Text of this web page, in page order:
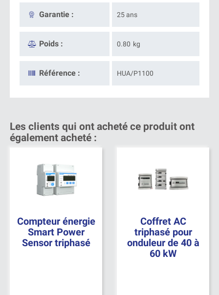
Garantie : 25 ans
Poids : 0.80 kg
Référence : HUA/P1100
Les clients qui ont acheté ce produit ont
également acheté :
Compteur énergie
Smart Power
Sensor triphasé
Coffret AC
triphasé pour
onduleur de 40 à
60 kW